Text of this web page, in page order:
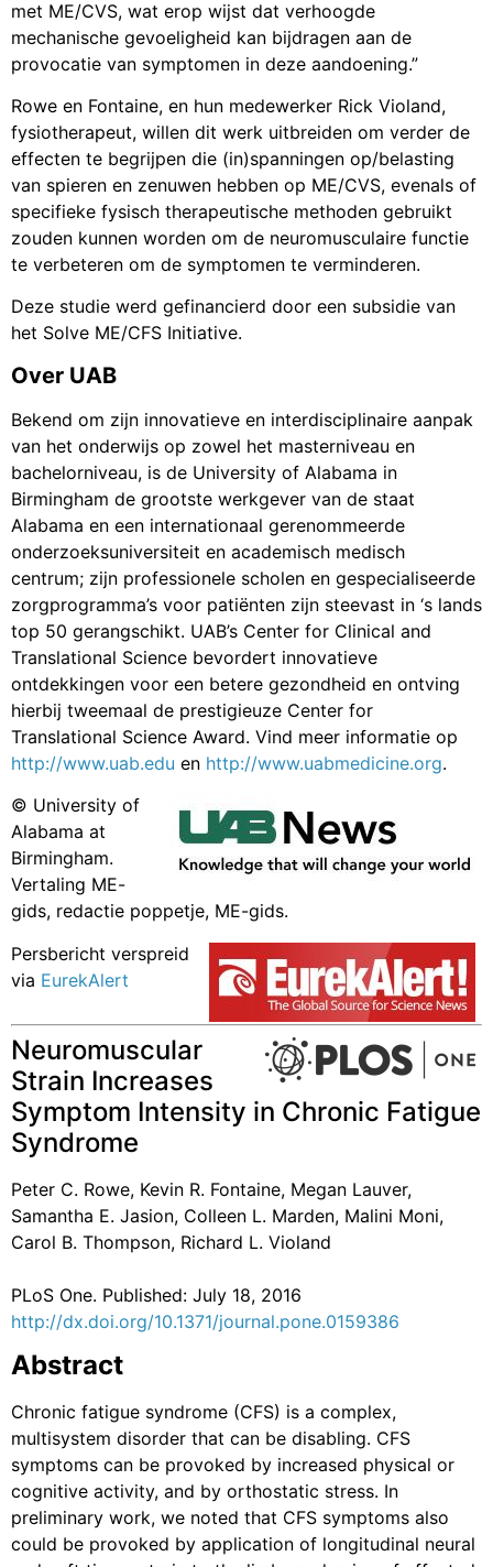
met ME/CVS, wat erop wijst dat verhoogde
mechanische gevoeligheid kan bijdragen aan de
provocatie van symptomen in deze aandoening.”
Rowe en Fontaine, en hun medewerker Rick Violand,
fysiotherapeut, willen dit werk uitbreiden om verder de
effecten te begrijpen die (in)spanningen op/belasting
van spieren en zenuwen hebben op ME/CVS, evenals of
specifieke fysisch therapeutische methoden gebruikt
zouden kunnen worden om de neuromusculaire functie
te verbeteren om de symptomen te verminderen.
Deze studie werd gefinancierd door een subsidie van
het Solve ME/CFS Initiative.
Over UAB
Bekend om zijn innovatieve en interdisciplinaire aanpak
van het onderwijs op zowel het masterniveau en
bachelorniveau, is de University of Alabama in
Birmingham de grootste werkgever van de staat
Alabama en een internationaal gerenommeerde
onderzoeksuniversiteit en academisch medisch
centrum; zijn professionele scholen en gespecialiseerde
zorgprogramma’s voor patiënten zijn steevast in ‘s lands
top 50 gerangschikt. UAB’s Center for Clinical and
Translational Science bevordert innovatieve
ontdekkingen voor een betere gezondheid en ontving
hierbij tweemaal de prestigieuze Center for
Translational Science Award. Vind meer informatie op
http://www.uab.edu en http://www.uabmedicine.org.
© University of
Alabama at
Birmingham.
Vertaling ME-
gids, redactie poppetje, ME-gids.
Persbericht verspreid
via EurekAlert
Neuromuscular
Strain Increases
Symptom Intensity in Chronic Fatigue
Syndrome
Peter C. Rowe, Kevin R. Fontaine, Megan Lauver,
Samantha E. Jasion, Colleen L. Marden, Malini Moni,
Carol B. Thompson, Richard L. Violand
PLoS One. Published: July 18, 2016
http://dx.doi.org/10.1371/journal.pone.0159386
Abstract
Chronic fatigue syndrome (CFS) is a complex,
multisystem disorder that can be disabling. CFS
symptoms can be provoked by increased physical or
cognitive activity, and by orthostatic stress. In
preliminary work, we noted that CFS symptoms also
could be provoked by application of longitudinal neural